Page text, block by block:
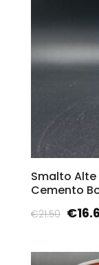
Smalto
Cemento
€21.50 €